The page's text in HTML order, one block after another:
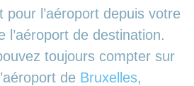
l’aéroport depuis votre
l’aéroport de destination.
toujours compter sur
de Bruxelles,